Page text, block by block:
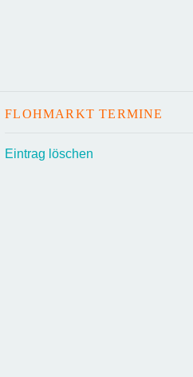
FLOHMARKT TERMINE
Eintrag löschen